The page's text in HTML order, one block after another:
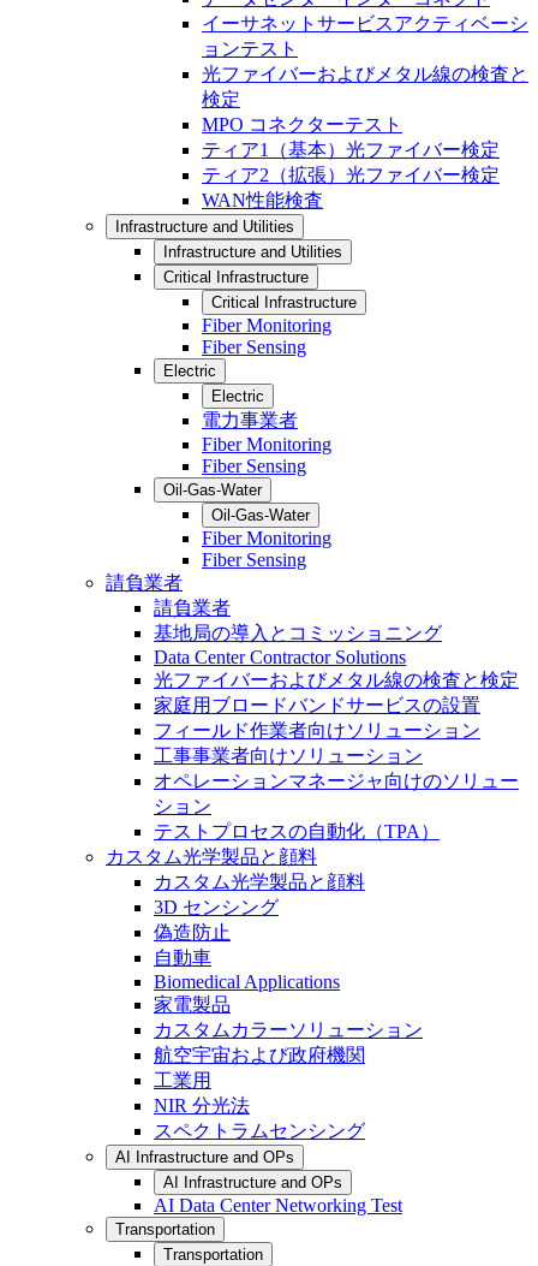
イーサネットサービスアクティベーシ
ョンテスト
光ファイバーおよびメタル線の検査と
検定
MPO コネクターテスト
ティア1（基本）光ファイバー検定
ティア2（拡張）光ファイバー検定
WAN性能検査
Infrastructure and Utilities
Infrastructure and Utilities
Critical Infrastructure
Critical Infrastructure
Fiber Monitoring
Fiber Sensing
Electric
Electric
電力事業者
Fiber Monitoring
Fiber Sensing
Oil-Gas-Water
Oil-Gas-Water
Fiber Monitoring
Fiber Sensing
請負業者
請負業者
基地局の導入とコミッショニング
Data Center Contractor Solutions
光ファイバーおよびメタル線の検査と検定
家庭用ブロードバンドサービスの設置
フィールド作業者向けソリューション
工事事業者向けソリューション
オペレーションマネージャ向けのソリュー
ション
テストプロセスの自動化（TPA）
カスタム光学製品と顔料
カスタム光学製品と顔料
3D センシング
偽造防止
自動車
Biomedical Applications
家電製品
カスタムカラーソリューション
航空宇宙および政府機関
工業用
NIR 分光法
スペクトラムセンシング
AI Infrastructure and OPs
AI Infrastructure and OPs
AI Data Center Networking Test
Transportation
Transportation